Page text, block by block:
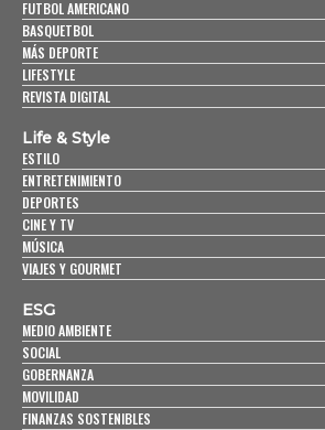
FUTBOL AMERICANO
BASQUETBOL
MÁS DEPORTE
LIFESTYLE
REVISTA DIGITAL
Life & Style
ESTILO
ENTRETENIMIENTO
DEPORTES
CINE Y TV
MÚSICA
VIAJES Y GOURMET
ESG
MEDIO AMBIENTE
SOCIAL
GOBERNANZA
MOVILIDAD
FINANZAS SOSTENIBLES